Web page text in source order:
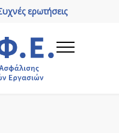
ερωτήσεις